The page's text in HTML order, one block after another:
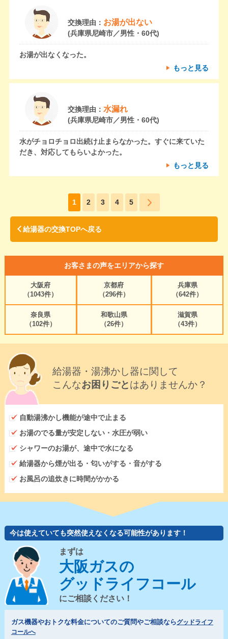
交換理由： お湯が出ない
(兵庫県尼崎市／男性・60代)
お湯が出なくなった。
もっと見る
交換理由： 水漏れ
(兵庫県尼崎市／男性・60代)
水がチョロチョロ出続け止まらなかった。すぐに来ていた
だき、対応してもらいよかった。
もっと見る
1 2 3 4 5
給湯器の交換TOPへ戻る
お客さまの声をエリアから探す
大阪府
（1043件）
京都府
（296件）
兵庫県
（642件）
奈良県
（102件）
和歌山県
（26件）
滋賀県
（43件）
給湯器・湯沸かし器に関して
こんなお困りごとはありませんか？
自動湯沸かし機能が途中で止まる
お湯のでる量が安定しない・水圧が弱い
シャワーのお湯が、途中で水になる
給湯器から煙が出る・匂いがする・音がする
お風呂の追炊きに時間がかかる
今は使えていても突然使えなくなる可能性があります！
まずは
大阪ガスの
グッドライフコール
にご相談ください！
ガス機器やおトクな料金についてのご質問やご相談ならグッドライフ
コールへ